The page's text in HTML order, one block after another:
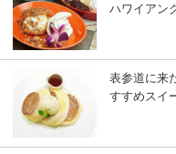
ハワイアン
表参道に来
すすめスイ